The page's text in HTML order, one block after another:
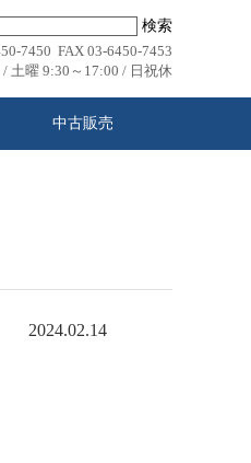
検索
7450 FAX 03-6450-7453
土曜 9:30～17:00 / 日祝休
中古販売
2024.02.14